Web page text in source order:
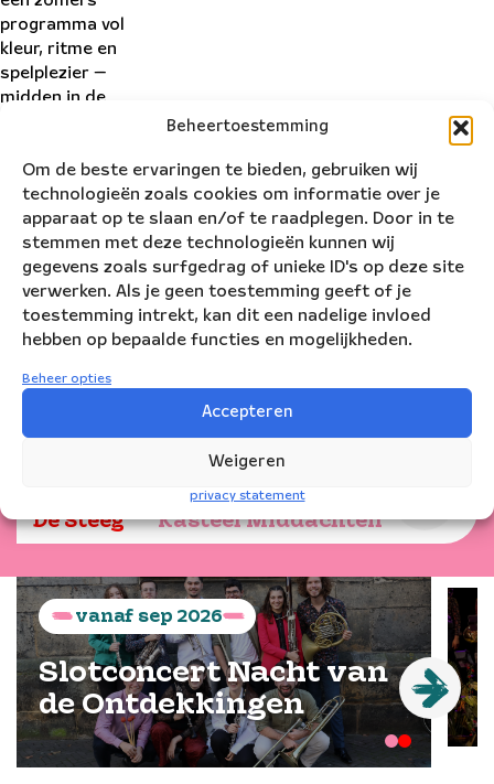
Beheertoestemming
Om de beste ervaringen te bieden, gebruiken wij
technologieën zoals cookies om informatie over je
apparaat op te slaan en/of te raadplegen. Door in te
stemmen met deze technologieën kunnen wij
gegevens zoals surfgedrag of unieke ID's op deze site
verwerken. Als je geen toestemming geeft of je
toestemming intrekt, kan dit een nadelige invloed
hebben op bepaalde functies en mogelijkheden.
Beheer opties
Accepteren
Weigeren
privacy statement
programma vol
kleur, ritme en
spelplezier —
midden in de
openlucht
concert waarin
muziek en
omgeving
samenkomen.
Speeldata
De Steeg Kasteel Middachten
vanaf sep 2026
Slotconcert Nacht van
de Ontdekkingen